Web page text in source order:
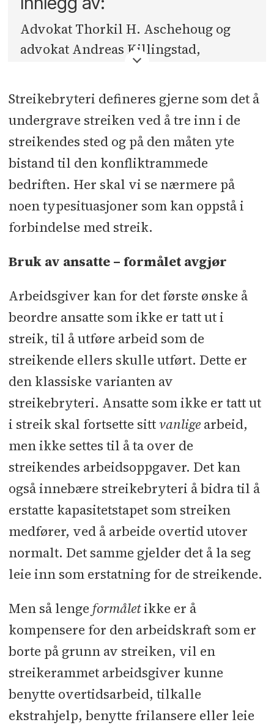
Advokat Thorkil H. Aschehoug og
advokat Andreas Killingstad,
Streikebryteri defineres gjerne som det å
undergrave streiken ved å tre inn i de
streikendes sted og på den måten yte
bistand til den konfliktrammede
bedriften. Her skal vi se nærmere på
noen typesituasjoner som kan oppstå i
forbindelse med streik.
Bruk av ansatte – formålet avgjør
Arbeidsgiver kan for det første ønske å
beordre ansatte som ikke er tatt ut i
streik, til å utføre arbeid som de
streikende ellers skulle utført. Dette er
den klassiske varianten av
streikebryteri. Ansatte som ikke er tatt ut
i streik skal fortsette sittvanligearbeid,
men ikke settes til å ta over de
streikendes arbeidsoppgaver. Det kan
også innebære streikebryteri å bidra til å
erstatte kapasitetstapet som streiken
medfører, ved å arbeide overtid utover
normalt. Det samme gjelder det å la seg
leie inn som erstatning for de streikende.
Men så lenge formåletikke er å
kompensere for den arbeidskraft som er
borte på grunn av streiken, vil en
streikerammet arbeidsgiver kunne
benytte overtidsarbeid, tilkalle
ekstrahjelp, benytte frilansere eller leie